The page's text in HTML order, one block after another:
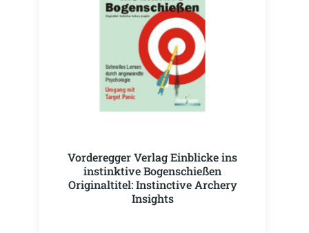
Vorderegger Verlag Einblicke ins
instinktive Bogenschießen
Originaltitel: Instinctive Archery
Insights